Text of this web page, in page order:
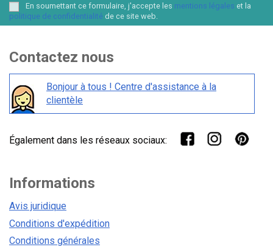
En soumettant ce formulaire, j'accepte les mentions légales et la
politique de confidentialité de ce site web.
Contactez nous
Bonjour à tous ! Centre d'assistance à la
clientèle
Également dans les réseaux sociaux:
Informations
Avis juridique
Conditions d'expédition
Conditions générales